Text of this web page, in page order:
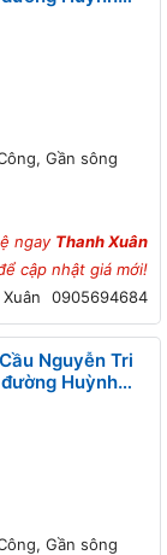
- Gần đường
Cẩm Lệ
Gần sông
ngay Thanh Xuân
cập nhật giá mới!
0905694684
Nguyễn Tri
Huỳnh
- Gần đường
Cẩm Lệ
Gần sông